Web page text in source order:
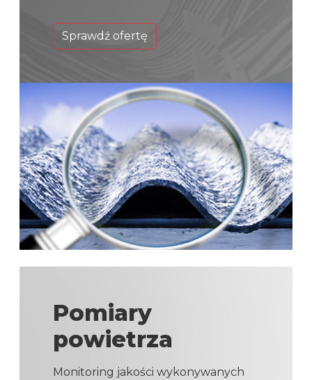
Sprawdź ofertę
Pomiary
powietrza
Monitoring jakości wykonywanych